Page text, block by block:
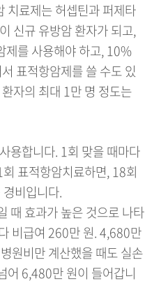
치료제는 허셉틴과 퍼제타
신규 유방암 환자가 되고,
를 사용해야 하고, 10%
표적항암제를 쓸 수도 있
자의 최대 1만 명 정도는
용합니다. 1회 맞을 때마다
표적항암치료하면, 18회
비입니다.
때 효과가 높은 것으로 나타
비급여 260만 원. 4,680만
원비만 계산했을 때도 실손
어 6,480만 원이 들어갑니